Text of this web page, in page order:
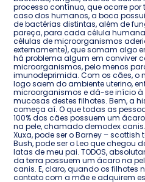
processo contínuo, que ocorre
caso dos humanos, a boca
de bactérias distintas, além de
pareça, para cada célula humana
células de microorganismos
externamente), que somam algo
há problema algum em conviver
microorganismos, pelo menos
imunodeprimida. Com os cães, o
logo saem do ambiente uterino,
microorganismos e dá-se início à
mucosas destes filhotes. Bem, a
começa aí. O que todas as
100% dos cães possuem um
na pele, chamado demodex
Xuxa, pode ser o Barney – scottish
Bush, pode ser o Leo que chegou
latas de meu pai. TODOS,
da terra possuem um ácaro na
canis. E, claro, quando os filhotes
contato com a mãe e adquirem